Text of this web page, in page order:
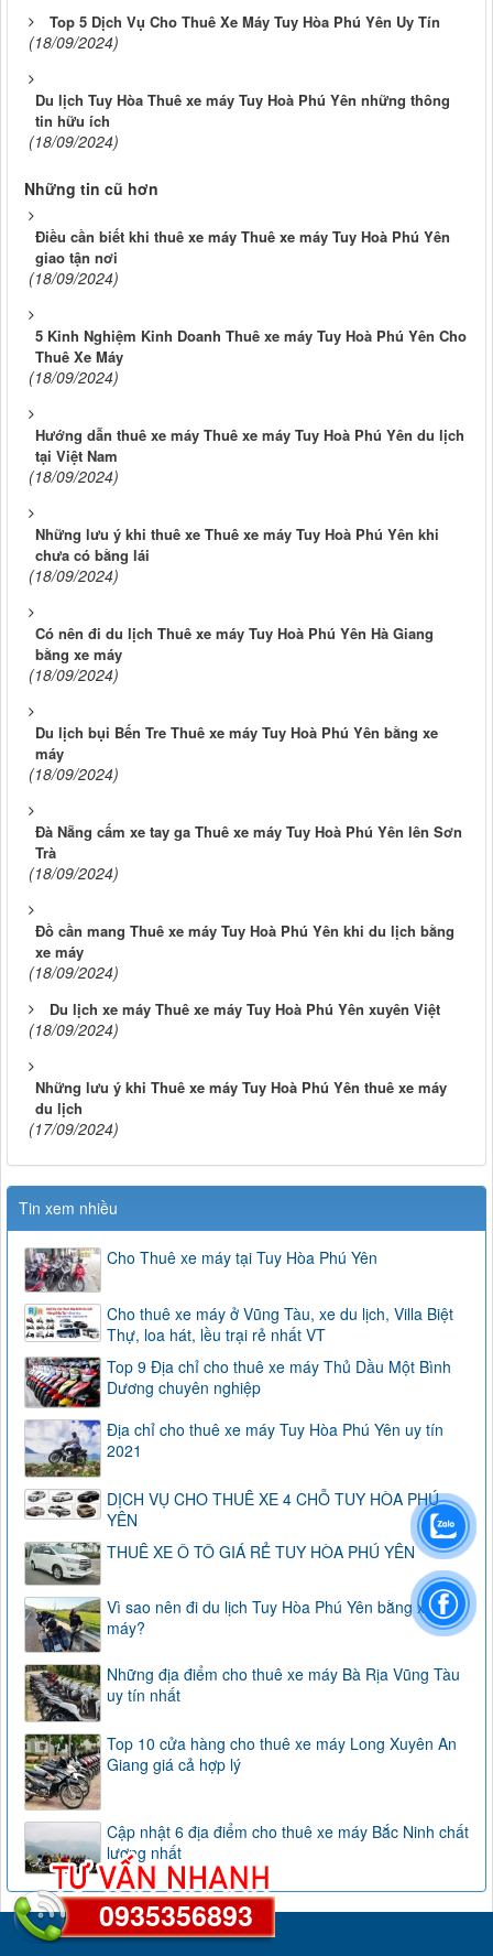
Top 5 Dịch Vụ Cho Thuê Xe Máy Tuy Hòa Phú Yên Uy Tín
(18/09/2024)
Du lịch Tuy Hòa Thuê xe máy Tuy Hoà Phú Yên những thông
tin hữu ích
(18/09/2024)
Những tin cũ hơn
Điều cần biết khi thuê xe máy Thuê xe máy Tuy Hoà Phú Yên
giao tận nơi
(18/09/2024)
5 Kinh Nghiệm Kinh Doanh Thuê xe máy Tuy Hoà Phú Yên Cho
Thuê Xe Máy
(18/09/2024)
Hướng dẫn thuê xe máy Thuê xe máy Tuy Hoà Phú Yên du lịch
tại Việt Nam
(18/09/2024)
Những lưu ý khi thuê xe Thuê xe máy Tuy Hoà Phú Yên khi
chưa có bằng lái
(18/09/2024)
Có nên đi du lịch Thuê xe máy Tuy Hoà Phú Yên Hà Giang
bằng xe máy
(18/09/2024)
Du lịch bụi Bến Tre Thuê xe máy Tuy Hoà Phú Yên bằng xe
máy
(18/09/2024)
Đà Nẵng cấm xe tay ga Thuê xe máy Tuy Hoà Phú Yên lên Sơn
Trà
(18/09/2024)
Đồ cần mang Thuê xe máy Tuy Hoà Phú Yên khi du lịch bằng
xe máy
(18/09/2024)
Du lịch xe máy Thuê xe máy Tuy Hoà Phú Yên xuyên Việt
(18/09/2024)
Những lưu ý khi Thuê xe máy Tuy Hoà Phú Yên thuê xe máy
du lịch
(17/09/2024)
Tin xem nhiều
Cho Thuê xe máy tại Tuy Hòa Phú Yên
Cho thuê xe máy ở Vũng Tàu, xe du lịch, Villa Biệt
Thự, loa hát, lều trại rẻ nhất VT
Top 9 Địa chỉ cho thuê xe máy Thủ Dầu Một Bình
Dương chuyên nghiệp
Địa chỉ cho thuê xe máy Tuy Hòa Phú Yên uy tín
2021
DỊCH VỤ CHO THUÊ XE 4 CHỖ TUY HÒA PHÚ
YÊN
THUÊ XE Ô TÔ GIÁ RẺ TUY HÒA PHÚ YÊN
Vì sao nên đi du lịch Tuy Hòa Phú Yên bằng xe
máy?
Những địa điểm cho thuê xe máy Bà Rịa Vũng Tàu
uy tín nhất
Top 10 cửa hàng cho thuê xe máy Long Xuyên An
Giang giá cả hợp lý
Cập nhật 6 địa điểm cho thuê xe máy Bắc Ninh chất
lượng nhất
0935356893